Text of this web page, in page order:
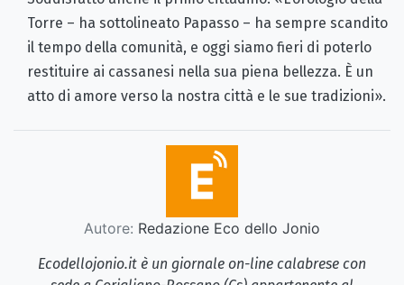
Torre – ha sottolineato Papasso – ha sempre scandito
il tempo della comunità, e oggi siamo fieri di poterlo
restituire ai cassanesi nella sua piena bellezza. È un
atto di amore verso la nostra città e le sue tradizioni».
Autore: Redazione Eco dello Jonio
Ecodellojonio.it è un giornale on-line calabrese con